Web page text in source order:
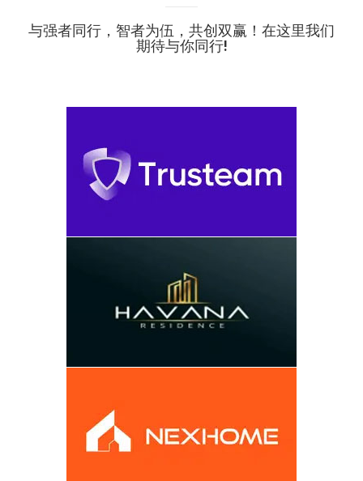
与强者同行，智者为伍，共创双赢！在这里我们
期待与你同行!